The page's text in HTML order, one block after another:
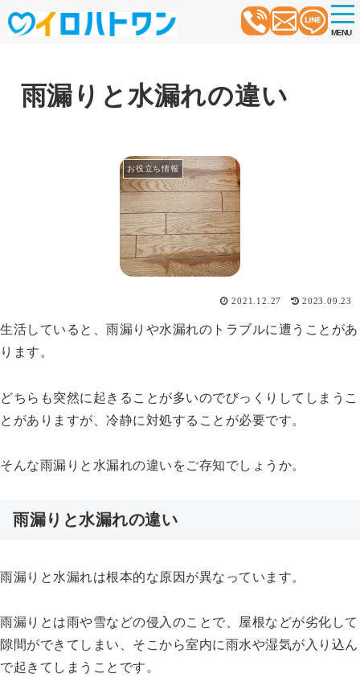
t
o
g
MENU
雨漏りと水漏れの違い
お役立ち情報
2021.12.27 2023.09.23
生活していると、雨漏りや水漏れのトラブルに遭うことがあ
ります。
どちらも突然に起きることが多いのでびっくりしてしまうこ
とがありますが、冷静に対処することが必要です。
そんな雨漏りと水漏れの違いをご存知でしょうか。
雨漏りと水漏れの違い
雨漏りと水漏れは根本的な原因が異なっています。
雨漏りとは雨や雪などの侵入のことで、屋根などが劣化して
隙間ができてしまい、そこから室内に雨水や湿気が入り込ん
で起きてしまうことです。